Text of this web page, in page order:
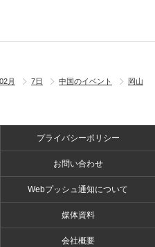
月 7日 中国のイベント
岡山
プライバシーポリシー
お問い合わせ
Webプッシュ通知について
媒体資料
会社概要